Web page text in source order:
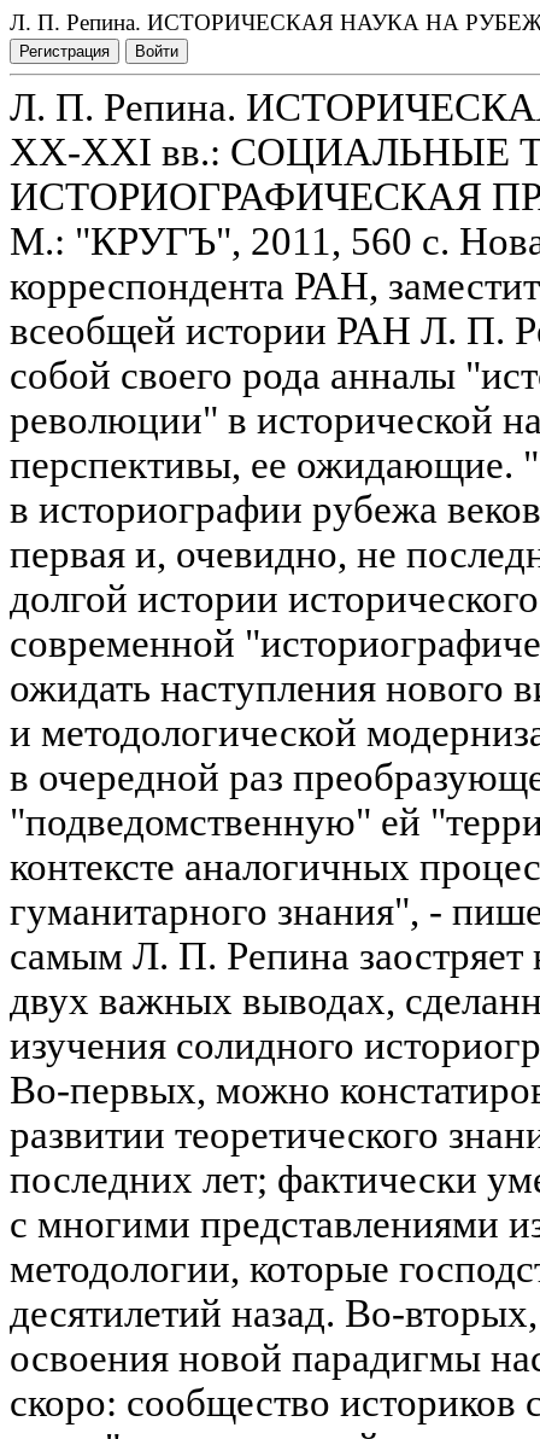
Л. П. Репина. ИСТОРИЧЕСКАЯ НАУКА НА
Регистрация Войти
Л. П. Репина.
XX-XXI вв.: СОЦИАЛЬНЫЕ
ИСТОРИОГРАФИЧЕСКАЯ
М.: "КРУГЪ", 2011, 560 с.
корреспондента РАН,
всеобщей истории РАН Л. П.
собой своего рода анналы
революции" в исторической
перспективы, ее ожидающие.
в историографии рубежа
первая и, очевидно, не
долгой истории
современной
ожидать наступления нового
и методологической
в очередной раз
"подведомственную" ей
контексте аналогичных
гуманитарного знания", -
самым Л. П. Репина заостряет
двух важных выводах,
изучения солидного
Во-первых, можно
развитии теоретического
последних лет; фактически
с многими представлениями
методологии, которые
десятилетий назад. Во-
освоения новой парадигмы
скоро: сообщество историков